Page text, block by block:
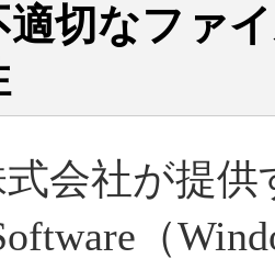
適切なファ
会社が提供
（